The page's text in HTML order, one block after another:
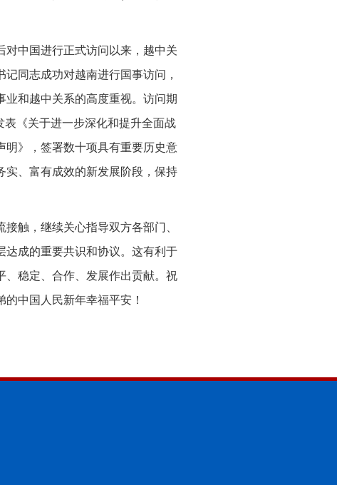
对中国进行正式访问以来，越中关
同志成功对越南进行国事访问，
和越中关系的高度重视。访问期
表《关于进一步深化和提升全面战
明》，签署数十项具有重要历史意
实、富有成效的新发展阶段，保持
触，继续关心指导双方各部门、
达成的重要共识和协议。这有利于
、稳定、合作、发展作出贡献。祝
中国人民新年幸福平安！